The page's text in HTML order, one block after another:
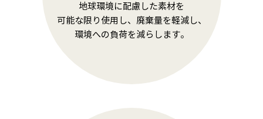
地球環境に配慮した素材を
可能な限り使用し、廃棄量を軽減し、
環境への負荷を減らします。